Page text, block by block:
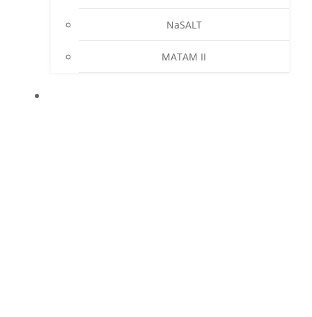
NaSALT
MATAM II